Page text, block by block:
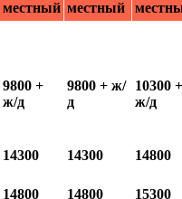
местный местный
9800 +
ж/д
9800 + ж/
д
10300 +
ж/д
14300 14300 14800
14800 14800 15300